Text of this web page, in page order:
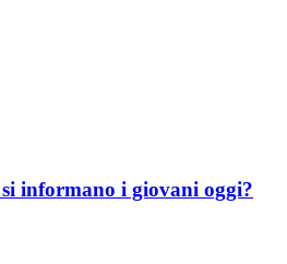
informano i giovani oggi?